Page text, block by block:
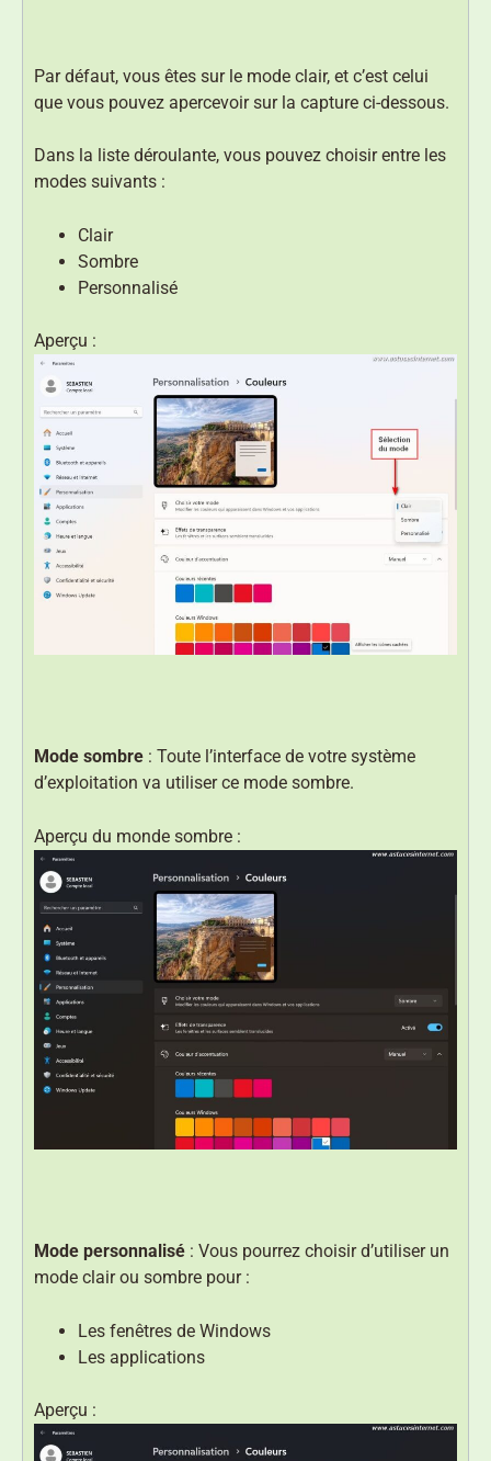
Par défaut, vous êtes sur le mode clair, et c’est celui
que vous pouvez apercevoir sur la capture ci-dessous.
Dans la liste déroulante, vous pouvez choisir entre les
modes suivants :
Clair
Sombre
Personnalisé
Aperçu :
Mode sombre : Toute l’interface de votre système
d’exploitation va utiliser ce mode sombre.
Aperçu du monde sombre :
Mode personnalisé : Vous pourrez choisir d’utiliser un
mode clair ou sombre pour :
Les fenêtres de Windows
Les applications
Aperçu :